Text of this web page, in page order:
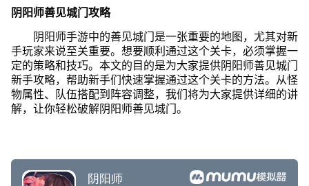
阴阳师善见城门攻略
阴阳师手游中的善见城门是一张重要的地图，尤其对新
手玩家来说至关重要。想要顺利通过这个关卡，必须掌握一
定的策略和技巧。本文的目的是为大家提供阴阳师善见城门
新手攻略，帮助新手们快速掌握通过这个关卡的方法。从怪
物属性、队伍搭配到阵容调整，我们将为大家提供详细的讲
解，让你轻松破解阴阳师善见城门。